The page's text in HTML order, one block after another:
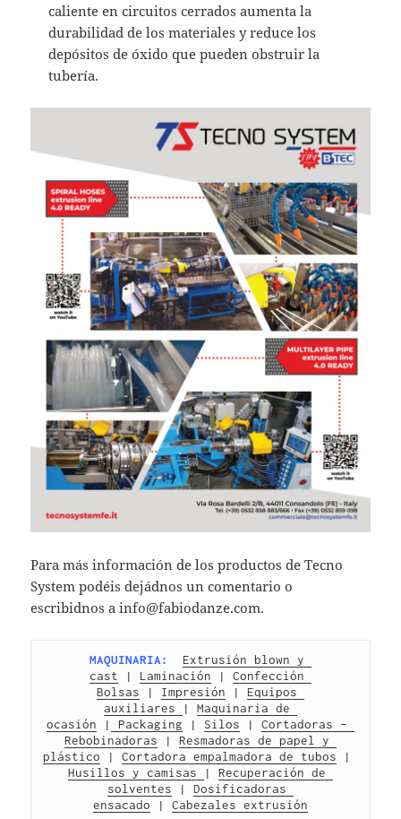
caliente en circuitos cerrados aumenta la
durabilidad de los materiales y reduce los
depósitos de óxido que pueden obstruir la
tubería.
Para más información de los productos de Tecno
System podéis dejádnos un comentario o
escribidnos a info@fabiodanze.com.
MAQUINARIA:
Extrusión blown y
cast | Laminación | Confección
Bolsas | Impresión | Equipos
auxiliares
| Maquinaria de
ocasión | Packaging | Silos | Cortadoras –
Rebobinadoras | Resmadoras de papel y
plástico | Cortadora empalmadora de tubos
Husillos y camisas
| Recuperación de
solventes | Dosificadoras
ensacado | Cabezales extrusión